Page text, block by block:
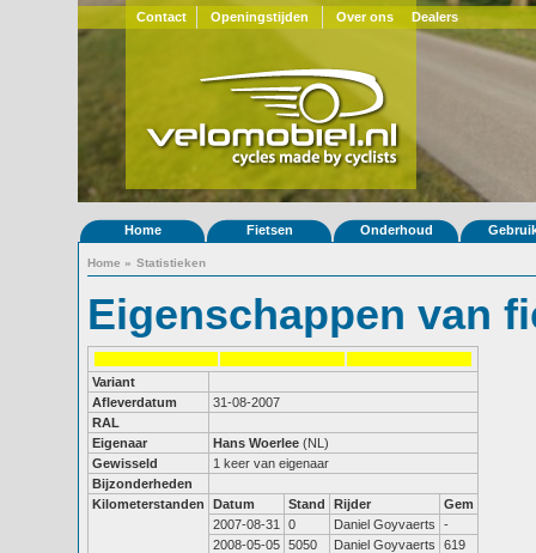
Contact Openingstijden Over ons Dealers
Home Fietsen Onderhoud
Home » Statistieken
Eigenschappen van
Variant
Afleverdatum
31-08-2007
RAL
Eigenaar
Hans Woerlee (NL)
Gewisseld
1 keer van eigenaar
Bijzonderheden
Kilometerstanden
Datum Stand Rijder
Gem
2007-08-31
0 Daniel Goyvaerts
-
2008-05-05 5050 Daniel Goyvaerts
619